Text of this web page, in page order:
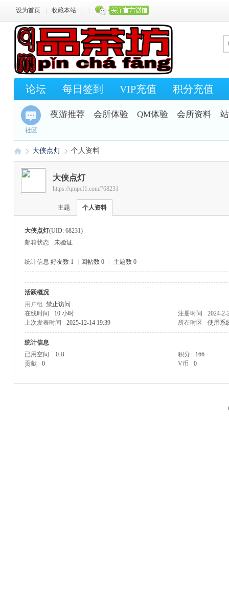
设为首页 收藏本站
论坛 每日签到 VIP充值 积分充值
社区
夜游推荐 会所体验 QM体验 会所资料
›
大侠点灯 个人资料
大侠点灯
https://qmpcf1.com/?68231
主题 个人资料
大侠点灯(UID: 68231)
邮箱状态
未验证
统计信息 好友数 1 回帖数 0 主题数 0
活跃概况
用户组 禁止访问
在线时间
10 小时 注册时间
2024-2-
上次发表时间
2025-12-14 19:39 所在时区 使用系
统计信息
已用空间
0 B 积分
166
贡献
0 V币 0